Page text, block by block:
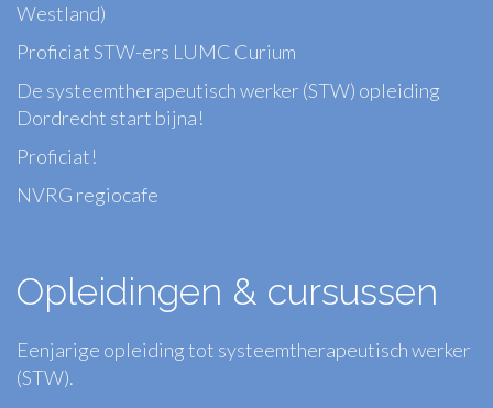
Westland)
Proficiat STW-ers LUMC Curium
De systeemtherapeutisch werker (STW) opleiding
Dordrecht start bijna!
Proficiat!
NVRG regiocafe
Opleidingen & cursussen
Eenjarige opleiding tot systeemtherapeutisch werker
(STW).